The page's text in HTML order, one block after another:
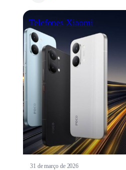
Telefones Xiaomi
31 de março de 2026